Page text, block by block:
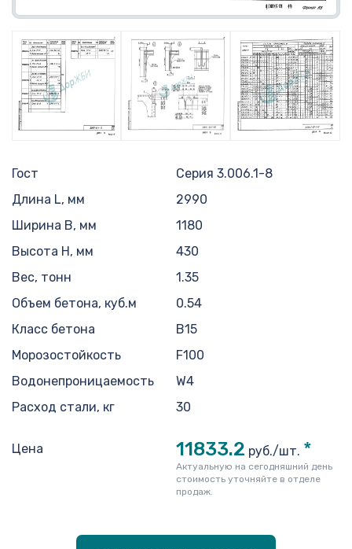
Гост
Серия 3.006.1-8
Длина L, мм
2990
Ширина B, мм
1180
Высота H, мм
430
Вес, тонн
1.35
Объем бетона, куб.м
0.54
Класс бетона
В15
Морозостойкость
F100
Водонепроницаемость
W4
Расход стали, кг
30
Цена 11833.2 руб./шт. *
Актуальную на сегодняшний день
стоимость уточняйте в отделе
продаж.